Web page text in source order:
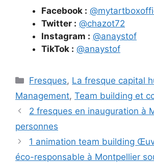
Facebook :
Twitter : @chazot72
Instagram : @anaystof
TikTok : @anaystof
Catégories
Fresques, La fresque capital
Management, Team building et
2 fresques en inauguration à
personnes
1 animation team building
éco-responsable à Montpellier